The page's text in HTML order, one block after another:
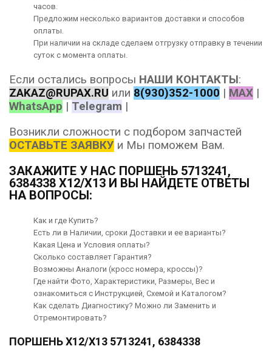
часов.
Предложим несколько вариантов доставки и способов
оплаты
При наличии на складе сделаем отгрузку отправку в течении
суток с момента оплаты.
Если остались вопросы НАШИ КОНТАКТЫ:
ZAKAZ@RUPAX.RU или 8(930)352-1000 | MAX |
WhatsApp | Telegram |
Возникли сложности с подбором запчастей
ОСТАВЬТЕ ЗАЯВКУ и Мы поможем Вам.
ЗАКАЖИТЕ У НАС ПОРШЕНЬ 5713241,
6384338 X12/X13 И ВЫ НАЙДЕТЕ ОТВЕТЫ
НА ВОПРОСЫ:
Как и где Купить?
Есть ли в Наличии, сроки Доставки и ее варианты?
Какая Цена и Условия оплаты?
Сколько составляет Гарантия?
Возможны Аналоги (кросс номера, кроссы)?
Где найти Фото, Характеристики, Размеры, Вес и
ознакомиться с Инструкцией, Схемой и Каталогом?
Как сделать Диагностику? Можно ли Заменить и
Отремонтировать?
ПОРШЕНЬ X12/X13 5713241, 6384338